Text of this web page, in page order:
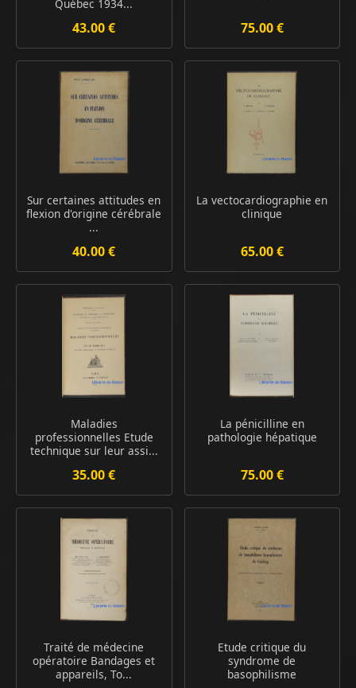
Québec 1934...
43.00 € 75.00 €
Sur certaines attitudes en
flexion d'origine cérébrale
...
40.00 €
La vectocardiographie en
clinique
65.00 €
Maladies
professionnelles Etude
technique sur leur assi...
35.00 €
La pénicilline en
pathologie hépatique
75.00 €
Traité de médecine
opératoire Bandages et
appareils, To...
Etude critique du
syndrome de
basophilisme